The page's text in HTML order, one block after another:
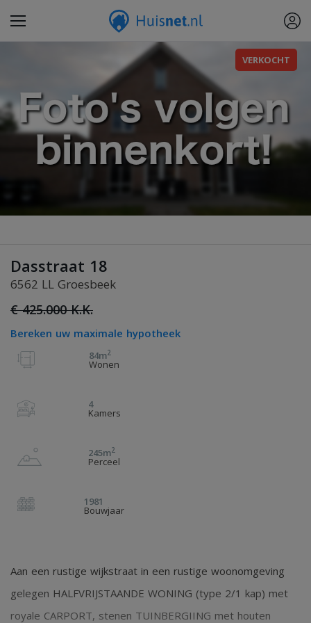
VERKOCHT
Dasstraat 18
6562 LL Groesbeek
€ 425.000 K.K.
Bereken uw maximale hypotheek
84m2
Wonen
4
Kamers
245m2
Perceel
1981
Bouwjaar
Aan een rustige wijkstraat in een rustige woonomgeving
gelegen HALFVRIJSTAANDE WONING (type 2/1 kap) met
royale CARPORT, stenen TUINBERGIING met houten